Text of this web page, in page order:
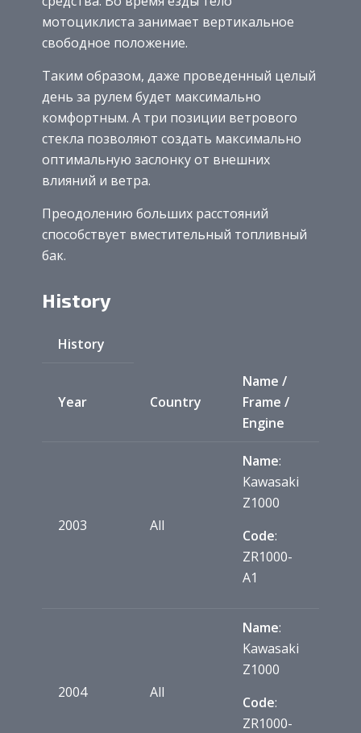
мотоциклиста занимает вертикальное
свободное положение.
Таким образом, даже проведенный целый
день за рулем будет максимально
комфортным. А три позиции ветрового
стекла позволяют создать максимально
оптимальную заслонку от внешних
влияний и ветра.
Преодолению больших расстояний
способствует вместительный топливный
бак.
History
History
Year Country
Name /
Frame /
Engine
2003 All
Name:
Kawasaki
Z1000
Code:
ZR1000-
A1
2004 All
Name:
Kawasaki
Z1000
Code:
ZR1000-